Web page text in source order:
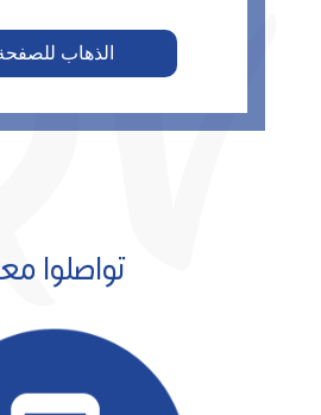
الذهاب
تواصلوا